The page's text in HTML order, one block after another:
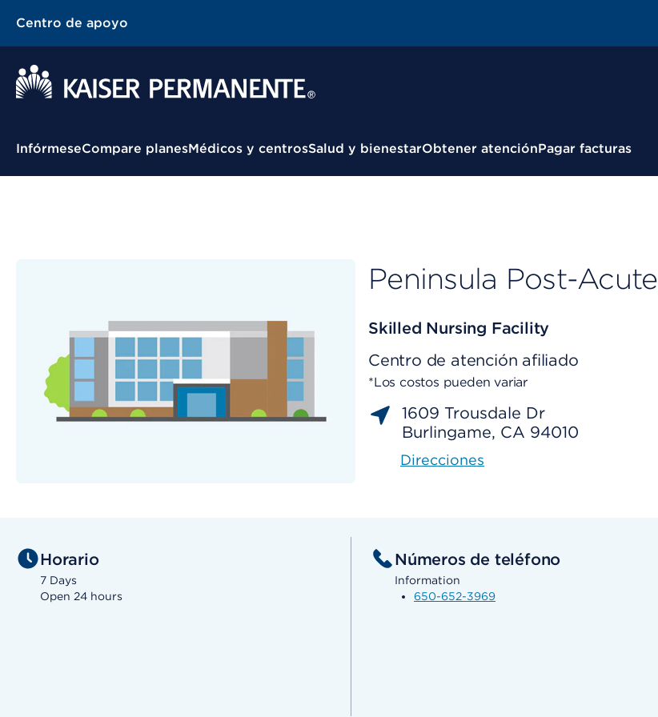
Centro de apoyo
Menú contextual
InfórmeseCompare planesMédicos y centrosSalud y bienestarObtener atenciónPagar facturas
Peninsula Post-Acute
Skilled Nursing Facility
Centro de atención afiliado
*Los costos pueden variar
1609 Trousdale Dr
Burlingame, CA 94010
Direcciones
Horario
7 Days
Open 24 hours
Números de teléfono
Information
650-652-3969